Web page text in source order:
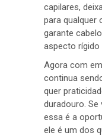
capilares,
para qualquer
garante
aspecto rígido
Agora com
continua
quer
duradouro. Se
essa é a
ele é um dos